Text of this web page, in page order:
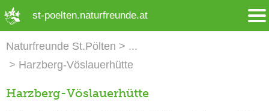
st-poelten.naturfreunde.at
Naturfreunde St.Pölten
Harzberg-Vöslauerhütte
Harzberg-Vöslauerhütte